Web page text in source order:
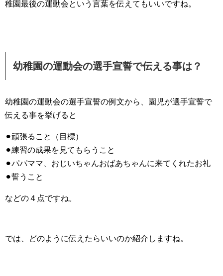
稚園最後の運動会という言葉を伝えてもいいですね。
幼稚園の運動会の選手宣誓で伝える事は？
幼稚園の運動会の選手宣誓の例文から、園児が選手宣誓で
伝える事を挙げると
⚫︎頑張ること（目標）
⚫︎練習の成果を見てもらうこと
⚫︎パパママ、おじいちゃんおばあちゃんに来てくれたお礼
⚫︎誓うこと
などの４点ですね。
では、どのように伝えたらいいのか紹介しますね。